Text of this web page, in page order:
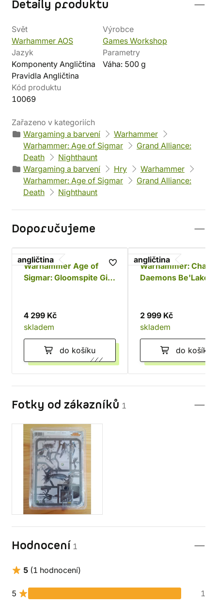
Detaily produktu
Svět
Warhammer AOS
Výrobce
Games Workshop
Jazyk
Komponenty Angličtina
Pravidla Angličtina
Parametry
Váha: 500 g
Kód produktu
10069
Zařazeno v kategoriích
Wargaming a barvení
Warhammer
Warhammer: Age of Sigmar
Grand Alliance:
Death
Nighthaunt
Wargaming a barvení
Hry
Warhammer
Warhammer: Age of Sigmar
Grand Alliance:
Death
Nighthaunt
Doporučujeme
angličtina
Warhammer Age of
Sigmar: Gloomspite Gitz
4 299 Kč
skladem
do košíku
angličtina
Warhammer: Chaos
Daemons Be'Lakor
2 999 Kč
skladem
do košíku
Fotky od zákazníků 1
Hodnocení 1
5 (1 hodnocení)
5 1